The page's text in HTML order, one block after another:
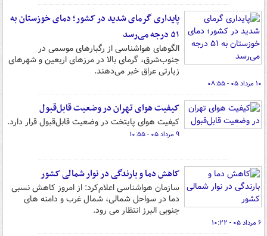
پایداری گرمای شدید در کشور؛ دمای خوزستان به
۵۱ درجه می‌رسد
الگوهای هواشناسی از رگبارهای موسمی در
جنوب‌شرق، گرمای بالا در مرزهای اربعین و شهرهای
زیارتی عراق خبر می‌دهند.
۱۰ مرداد ۰۵ - ۰۸:۵۵
کیفیت هوای تهران در وضعیت قابل‌قبول
کیفیت هوای پایتخت در وضعیت قابل‌قبول قرار دارد.
۹ مرداد ۰۵ - ۱۰:۵۵
کاهش دما و بارندگی در نوار شمالی کشور
سازمان هواشناسی اعلام‌کرد: از امروز کاهش نسبی
دما در سواحل شمالی، شمال غرب و دامنه های
جنوبی البرز انتظار می رود.
۶ مرداد ۰۵ - ۱۰:۲۲